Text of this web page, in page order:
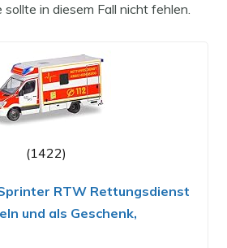
in diesem Fall nicht fehlen.
(1422)
RTW Rettungsdienst
und als Geschenk,